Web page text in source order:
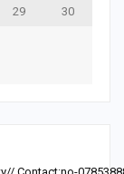
29 30